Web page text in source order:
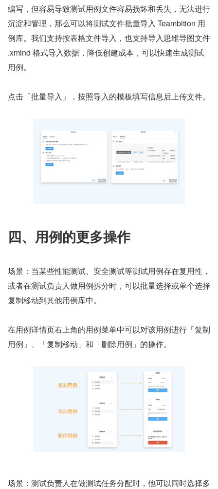
编写，但容易导致测试用例文件容易损坏和丢失，无法进行
沉淀和管理，那么可以将测试文件批量导入 Teambition 用
例库。我们支持按表格文件导入，也支持导入思维导图文件
.xmind 格式导入数据，降低创建成本，可以快速生成测试
用例。
点击「批量导入」，按照导入的模板填写信息后上传文件。
四、用例的更多操作
场景：当某些性能测试、安全测试等测试用例存在复用性，
或者在测试负责人做用例拆分时，可以批量选择或单个选择
复制移动到其他用例库中。
在用例详情页右上角的用例菜单中可以对该用例进行「复制
用例」、「复制移动」和「删除用例」的操作。
场景：测试负责人在做测试任务分配时，他可以同时选择多